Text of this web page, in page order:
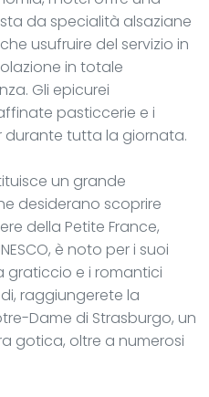
da specialità alsaziane
usufruire del servizio in
in totale
Gli epicurei
pasticcerie e i
tutta la giornata.
un grande
desiderano scoprire
della Petite France,
è noto per i suoi
graticcio e i romantici
raggiungerete la
Dame di Strasburgo, un
gotica, oltre a numerosi